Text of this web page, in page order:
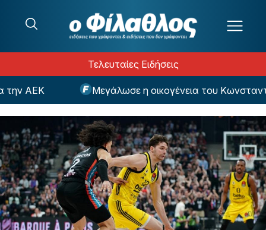
Τελευταίες Ειδήσεις
ΑΕΚ Μεγάλωσε η οικογένεια του